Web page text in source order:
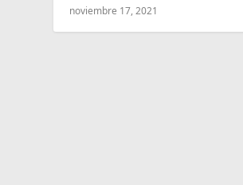
noviembre 17, 2021